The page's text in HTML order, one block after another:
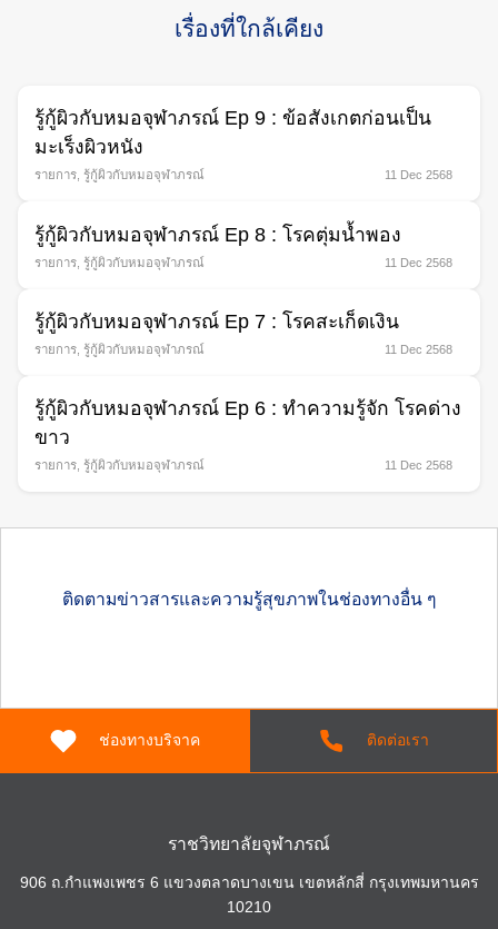
เรื่องที่ใกล้เคียง
รู้กู้ผิวกับหมอจุฬาภรณ์ Ep 9 : ข้อสังเกตก่อนเป็น
มะเร็งผิวหนัง
รายการ รู้กู้ผิวกับหมอจุฬาภรณ์ 11 Dec 2568
รู้กู้ผิวกับหมอจุฬาภรณ์ Ep 8 : โรคตุ่มนํ้าพอง
รายการ รู้กู้ผิวกับหมอจุฬาภรณ์ 11 Dec 2568
รู้กู้ผิวกับหมอจุฬาภรณ์ Ep 7 : โรคสะเก็ดเงิน
รายการ รู้กู้ผิวกับหมอจุฬาภรณ์ 11 Dec 2568
รู้กู้ผิวกับหมอจุฬาภรณ์ Ep 6 : ทําความรู้จัก โรคด่าง
ขาว
รายการ รู้กู้ผิวกับหมอจุฬาภรณ์ 11 Dec 2568
ติดตามข่าวสารและความรู้สุขภาพในช่องทางอื่น ๆ
ช่องทางบริจาค ติดต่อเรา
ราชวิทยาลัยจุฬาภรณ์
906 ถ.กำแพงเพชร 6 แขวงตลาดบางเขน เขตหลักสี่ กรุงเทพมหานคร
10210